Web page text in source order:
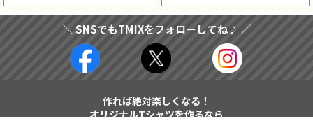
＼ SNSでもTMIXをフォローしてね♪ ／
作れば絶対楽しくなる！
オリジナルTシャツを作るなら